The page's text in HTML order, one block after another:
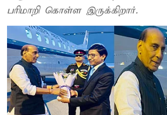
பரிமாறி கொள்ள இருக்கிறார்.